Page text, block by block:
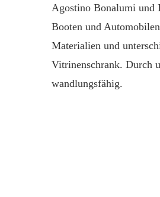
Agostino Bonalumi und
Booten und
Materialien und
Vitrinenschrank. Durch
wandlungsfähig.